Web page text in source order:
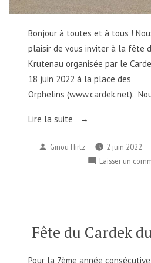
Bonjour à toutes et à tous !
plaisir de vous inviter à la fête
Krutenau organisée par le
18 juin 2022 à la place des
Orphelins (www.cardek.net).
Lire la suite
« Fête
la
Krutenau
ilios)
et
musique
Publié
Ginou Hirtz 2 juin 2022
Laisser un
Fête du Cardek
Pour la 7ème année